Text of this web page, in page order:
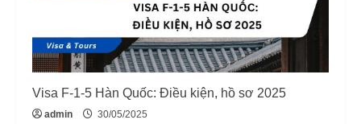
Visa F-1-5 Hàn Quốc: Điều kiện, hồ sơ 2025
admin 30/05/2025